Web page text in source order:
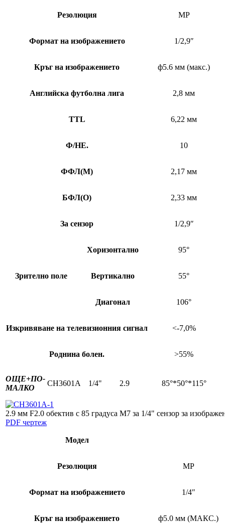
Резолюция MP
Формат на изображението 1/2,9″
Кръг на изображението ф5.6 мм (макс.)
Английска футболна лига 2,8 мм
TTL 6,22 мм
Ф/НЕ. 10
ФФЛ(M) 2,17 мм
БФЛ(O) 2,33 мм
За сензор 1/2,9″
Зрително поле
Хоризонтално 95°
Вертикално 55°
Диагонал 106°
Изкривяване на телевизионния сигнал <-7,0%
Роднина болен. >55%
ОЩЕ+ПО-
МАЛКО
CH3601A 1/4" 2.9 85°*50°*115°
2.9 мм F2.0 обектив с 85 градуса M7 за 1/4" сензор за
PDF чертеж
Модел
Резолюция MP
Формат на изображението 1/4″
Кръг на изображението ф5.0 мм (МАКС.)